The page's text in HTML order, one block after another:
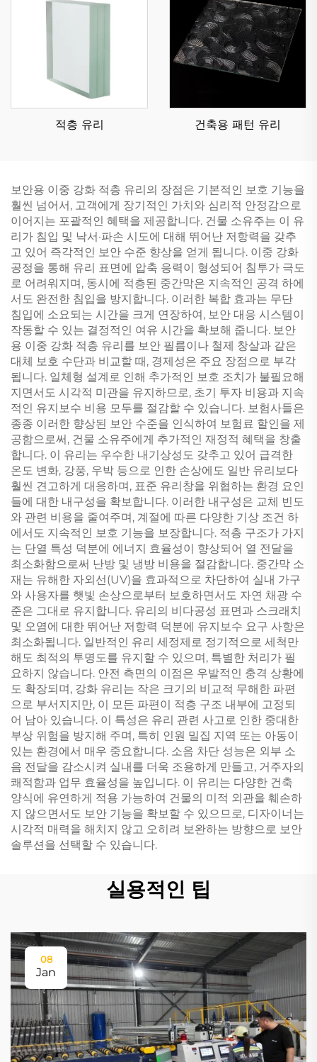
적층 유리 건축용 패턴 유리
보안용 이중 강화 적층 유리의 장점은 기본적인 보호 기능을
훨씬 넘어서, 고객에게 장기적인 가치와 심리적 안정감으로
이어지는 포괄적인 혜택을 제공합니다. 건물 소유주는 이 유
리가 침입 및 낙서·파손 시도에 대해 뛰어난 저항력을 갖추
고 있어 즉각적인 보안 수준 향상을 얻게 됩니다. 이중 강화
공정을 통해 유리 표면에 압축 응력이 형성되어 침투가 극도
로 어려워지며, 동시에 적층된 중간막은 지속적인 공격 하에
서도 완전한 침입을 방지합니다. 이러한 복합 효과는 무단
침입에 소요되는 시간을 크게 연장하여, 보안 대응 시스템이
작동할 수 있는 결정적인 여유 시간을 확보해 줍니다. 보안
용 이중 강화 적층 유리를 보안 필름이나 철제 창살과 같은
대체 보호 수단과 비교할 때, 경제성은 주요 장점으로 부각
됩니다. 일체형 설계로 인해 추가적인 보호 조치가 불필요해
지면서도 시각적 미관을 유지하므로, 초기 투자 비용과 지속
적인 유지보수 비용 모두를 절감할 수 있습니다. 보험사들은
종종 이러한 향상된 보안 수준을 인식하여 보험료 할인을 제
공함으로써, 건물 소유주에게 추가적인 재정적 혜택을 창출
합니다. 이 유리는 우수한 내기상성도 갖추고 있어 급격한
온도 변화, 강풍, 우박 등으로 인한 손상에도 일반 유리보다
훨씬 견고하게 대응하며, 표준 유리창을 위협하는 환경 요인
들에 대한 내구성을 확보합니다. 이러한 내구성은 교체 빈도
와 관련 비용을 줄여주며, 계절에 따른 다양한 기상 조건 하
에서도 지속적인 보호 기능을 보장합니다. 적층 구조가 가지
는 단열 특성 덕분에 에너지 효율성이 향상되어 열 전달을
최소화함으로써 난방 및 냉방 비용을 절감합니다. 중간막 소
재는 유해한 자외선(UV)을 효과적으로 차단하여 실내 가구
와 사용자를 햇빛 손상으로부터 보호하면서도 자연 채광 수
준은 그대로 유지합니다. 유리의 비다공성 표면과 스크래치
및 오염에 대한 뛰어난 저항력 덕분에 유지보수 요구 사항은
최소화됩니다. 일반적인 유리 세정제로 정기적으로 세척만
해도 최적의 투명도를 유지할 수 있으며, 특별한 처리가 필
요하지 않습니다. 안전 측면의 이점은 우발적인 충격 상황에
도 확장되며, 강화 유리는 작은 크기의 비교적 무해한 파편
으로 부서지지만, 이 모든 파편이 적층 구조 내부에 고정되
어 남아 있습니다. 이 특성은 유리 관련 사고로 인한 중대한
부상 위험을 방지해 주며, 특히 인원 밀집 지역 또는 아동이
있는 환경에서 매우 중요합니다. 소음 차단 성능은 외부 소
음 전달을 감소시켜 실내를 더욱 조용하게 만들고, 거주자의
쾌적함과 업무 효율성을 높입니다. 이 유리는 다양한 건축
양식에 유연하게 적용 가능하여 건물의 미적 외관을 훼손하
지 않으면서도 보안 기능을 확보할 수 있으므로, 디자이너는
시각적 매력을 해치지 않고 오히려 보완하는 방향으로 보안
솔루션을 선택할 수 있습니다.
실용적인 팁
08
Jan